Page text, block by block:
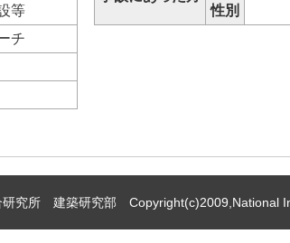
等
チ
性別
研究所 建築研究部 Copyright(c)2009,National